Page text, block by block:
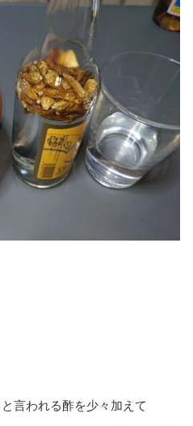
言われる酢を少々加えて